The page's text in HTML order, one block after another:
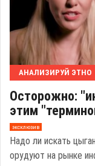
АНАЛИЗИРУЙ ЭТНО
Осторожно:
этим
эксклюзив
Надо ли искать
орудуют на рынке